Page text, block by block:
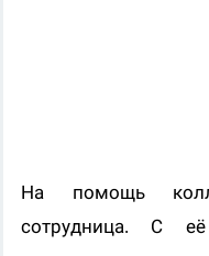
На помощь
сотрудница. С